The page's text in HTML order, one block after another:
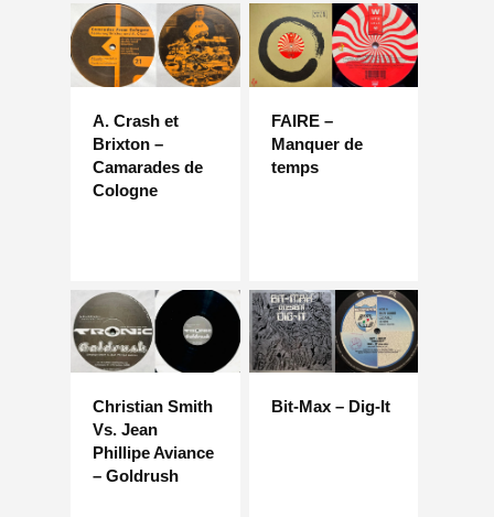
A. Crash et
Brixton –
Camarades de
Cologne
FAIRE –
Manquer de
temps
Christian Smith
Vs. Jean
Phillipe Aviance
– Goldrush
Bit-Max – Dig-It